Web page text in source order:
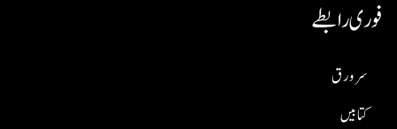
فوری رابطے
کتابیں
سر ورق